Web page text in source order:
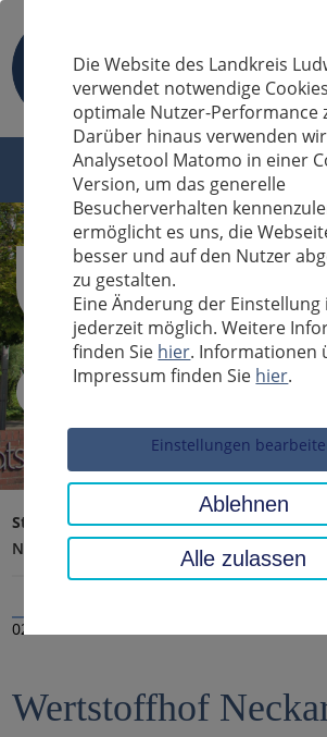
Sucheingabe
Startseite Landratsamt, Landkreis
Nachrichten
02.06.2026
Wertstoffhof
Die Website des Landkreis
verwendet notwendige
optimale Nutzer-Performance
Darüber hinaus verwenden
Analysetool Matomo in einer
Version, um das generelle
Besucherverhalten
ermöglicht es uns, die
besser und auf den Nutzer
zu gestalten.
Eine Änderung der Einstellung
jederzeit möglich. Weitere
finden Sie hier. Informationen
Impressum finden Sie hier.
Einstellungen
Ablehnen
Alle zulassen